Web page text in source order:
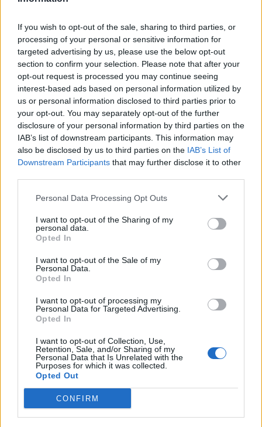
If you wish to opt-out of the sale, sharing to third parties, or
processing of your personal or sensitive information for
targeted advertising by us, please use the below opt-out
section to confirm your selection. Please note that after your
opt-out request is processed you may continue seeing
interest-based ads based on personal information utilized by
us or personal information disclosed to third parties prior to
your opt-out. You may separately opt-out of the further
disclosure of your personal information by third parties on the
IAB’s list of downstream participants. This information may
also be disclosed by us to third parties on the IAB’s List of
Downstream Participants that may further disclose it to other
Personal Data Processing Opt Outs
I want to opt-out of the Sharing of my
personal data.
Opted In
I want to opt-out of the Sale of my
Personal Data.
Opted In
I want to opt-out of processing my
Personal Data for Targeted Advertising.
Opted In
I want to opt-out of Collection, Use,
Retention, Sale, and/or Sharing of my
Personal Data that Is Unrelated with the
Purposes for which it was collected.
Opted Out
CONFIRM
H «Βαβέλ» των εναέριων
μέσων της
Πυροσβεστικής: Το
δυστύχημα στην Ψάθα, ο
συντονισμός και το
μοντέλο λειτουργίας
Τουρκία: Η
συμφωνία με
και Σαουδική
αντιβαίνει τις
μας στο NATO
ΔΙΑΦΗΜΙΣΗ
ΣΧΕΤΙΚΑ ΑΡΘΡΑ